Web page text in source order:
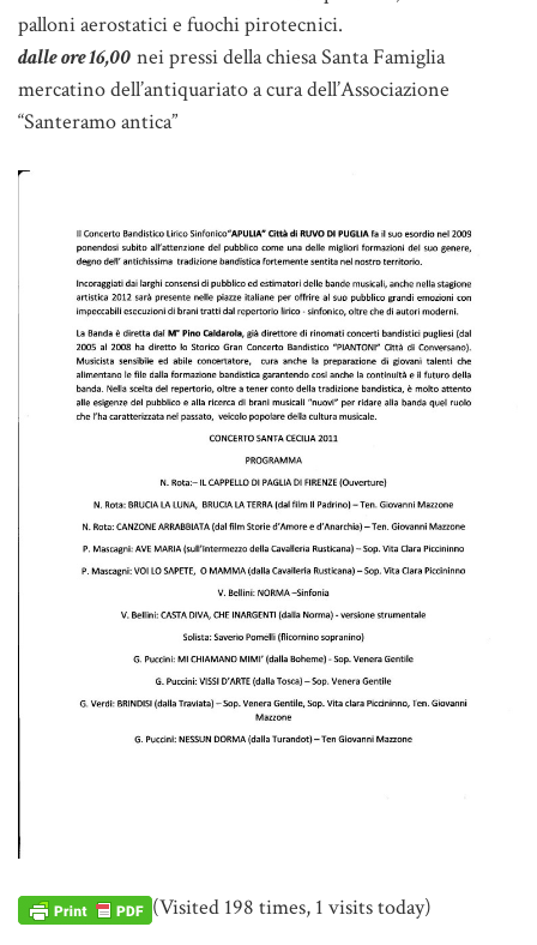
palloni aerostatici e fuochi pirotecnici.
dalle ore 16,00 nei pressi della chiesa Santa Famiglia
mercatino dell’antiquariato a cura dell’Associazione
“Santeramo antica”
(Visited 198 times, 1 visits today)